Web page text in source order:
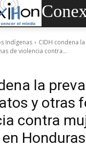
Indígenas
CIDH condena
de violencia contra...
la
y otras
contra
Honduras